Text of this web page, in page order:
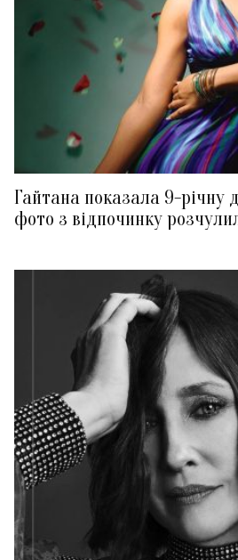
Гайтана показала 9-річну
фото з відпочинку